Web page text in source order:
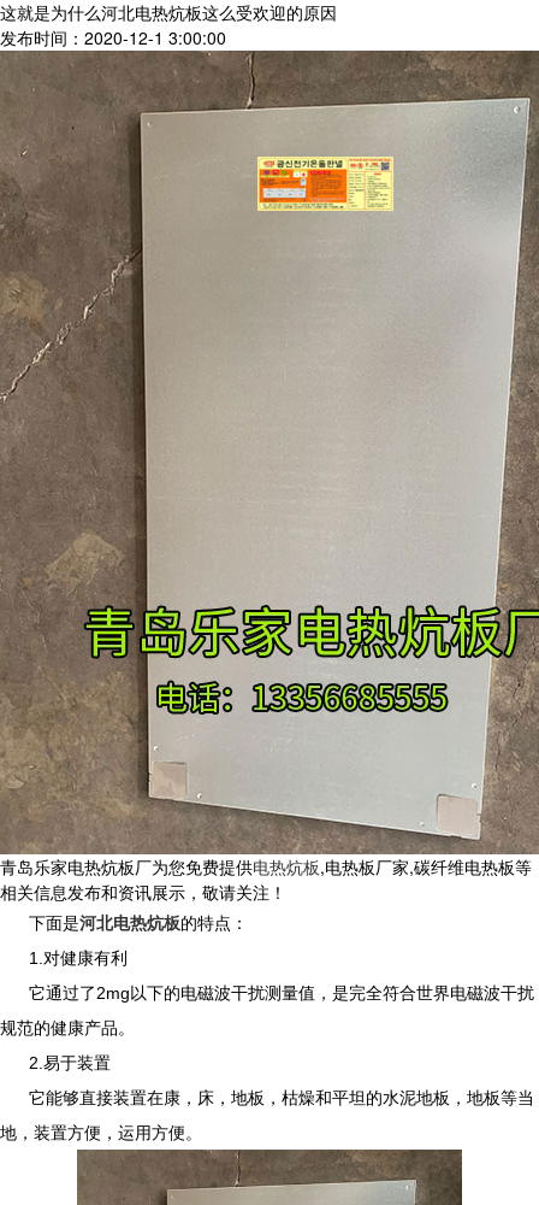
这就是为什么河北电热炕板这么受欢迎的原因
发布时间：2020-12-1 3:00:00
青岛乐家电热炕板厂为您免费提供电热炕板,电热板厂家,碳纤维电热板等
相关信息发布和资讯展示，敬请关注！
下面是河北电热炕板的特点：
1.对健康有利
它通过了2mg以下的电磁波干扰测量值，是完全符合世界电磁波干扰
规范的健康产品。
2.易于装置
它能够直接装置在康，床，地板，枯燥和平坦的水泥地板，地板等当
地，装置方便，运用方便。